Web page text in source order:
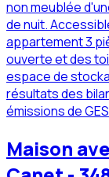
non meublée
de nuit.
appartement 3
ouverte et des
espace de
résultats des
émissions de GES
Maison